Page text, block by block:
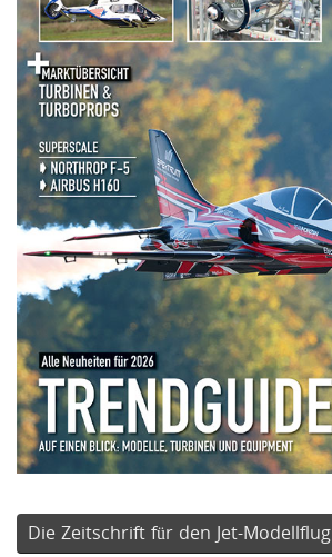
Die Zeitschrift für den Jet-Modellflug